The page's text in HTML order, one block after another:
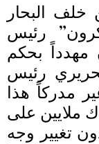
البحار
رئيس
مهدداً بحكم
رئيس
مدركاً هذا
ملايين على
تغيير وجه